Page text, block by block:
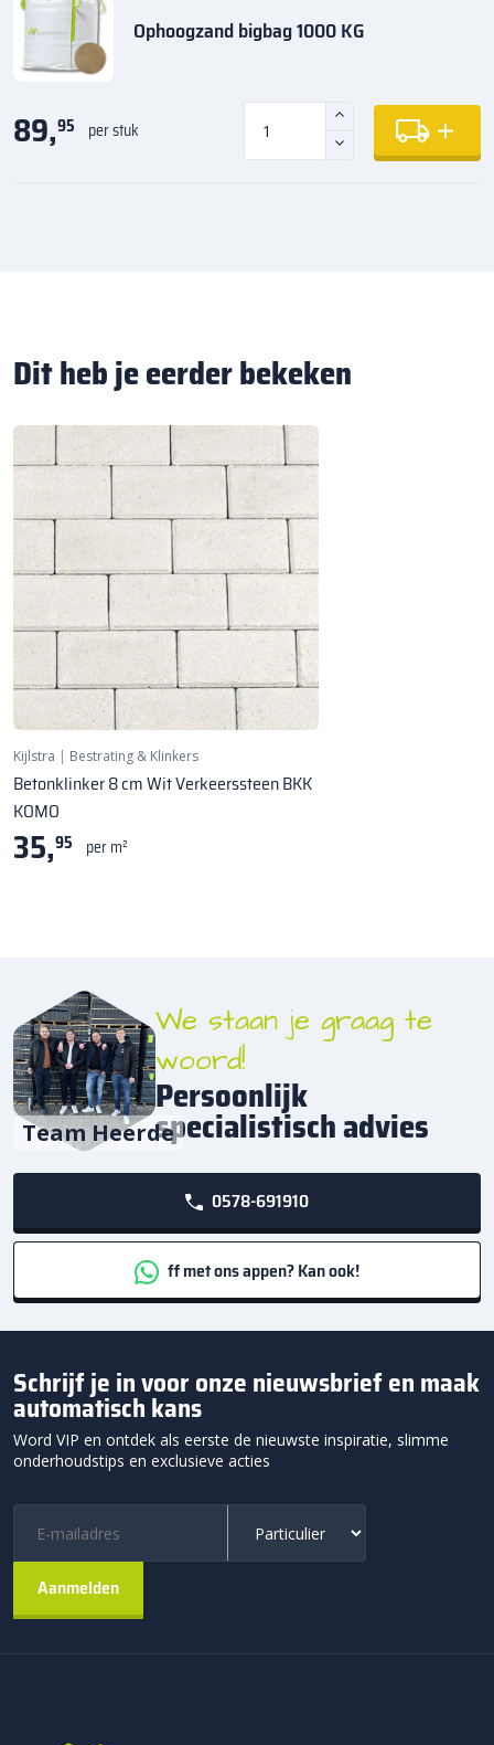
Ophoogzand bigbag 1000 KG
89,95 per stuk
Dit heb je eerder bekeken
Kijlstra | Bestrating & Klinkers
Betonklinker 8 cm Wit Verkeerssteen BKK
KOMO
35,95 per m²
Team Heerde
We staan je graag te
woord!
Persoonlijk
specialistisch advies
0578-691910
ff met ons appen? Kan ook!
Schrijf je in voor onze nieuwsbrief en maak
automatisch kans
Word VIP en ontdek als eerste de nieuwste inspiratie, slimme
onderhoudstips en exclusieve acties